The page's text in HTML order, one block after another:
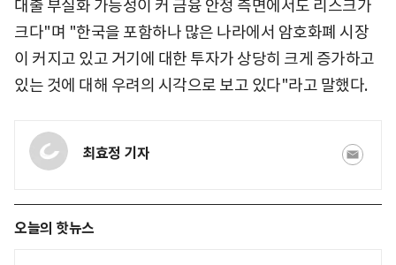
대출 부실화 가능성이 커 금융 안정 측면에서도 리스크가
크다"며 "한국을 포함하나 많은 나라에서 암호화폐 시장
이 커지고 있고 거기에 대한 투자가 상당히 크게 증가하고
있는 것에 대해 우려의 시각으로 보고 있다"라고 말했다.
최효정 기자
오늘의 핫뉴스